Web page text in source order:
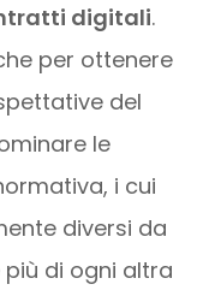
digitali.
per ottenere
del
le
i cui
diversi da
di ogni altra